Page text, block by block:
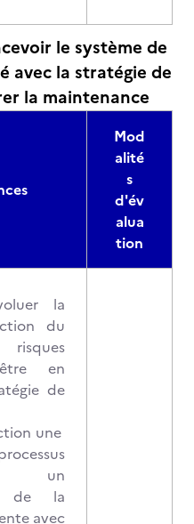
le système de
avec la stratégie de
la maintenance
Mod
alité
s
d'év
alua
tion
la
du
en
de
une
un
de la
avec